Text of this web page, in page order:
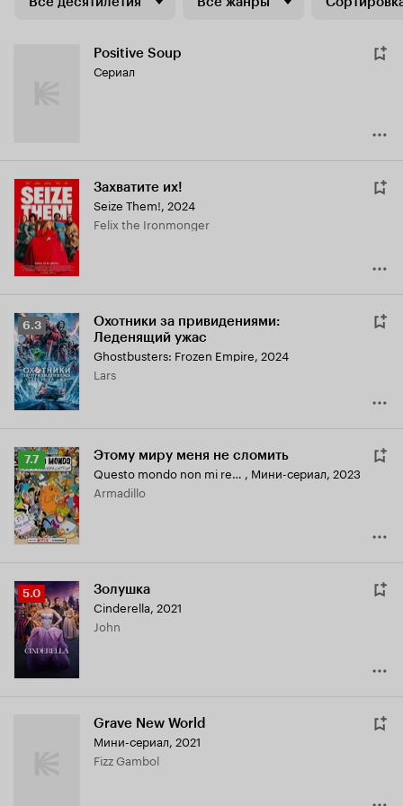
Positive Soup
Сериал
Захватите их!
Seize Them!, 2024
Felix the Ironmonger
Рейтинг
Кинопоиска
6.3
6.3
Охотники за привидениями:
Леденящий ужас
Ghostbusters: Frozen Empire, 2024
Lars
Рейтинг
Кинопоиска
7.7
7.7 Этому миру меня не сломить
Questo mondo non mi renderà cattivo , Мини-сериал, 2023
Armadillo
Рейтинг
Кинопоиска
5.0
5.0 Золушка
Cinderella, 2021
John
Grave New World
Мини-сериал, 2021
Fizz Gambol